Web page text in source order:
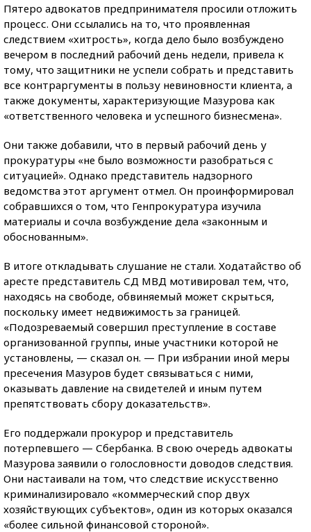
Пятеро адвокатов предпринимателя просили отложить
процесс. Они ссылались на то, что проявленная
следствием «хитрость», когда дело было возбуждено
вечером в последний рабочий день недели, привела к
тому, что защитники не успели собрать и представить
все контраргументы в пользу невиновности клиента, а
также документы, характеризующие Мазурова как
«ответственного человека и успешного бизнесмена».
Они также добавили, что в первый рабочий день у
прокуратуры «не было возможности разобраться с
ситуацией». Однако представитель надзорного
ведомства этот аргумент отмел. Он проинформировал
собравшихся о том, что Генпрокуратура изучила
материалы и сочла возбуждение дела «законным и
обоснованным».
В итоге откладывать слушание не стали. Ходатайство об
аресте представитель СД МВД мотивировал тем, что,
находясь на свободе, обвиняемый может скрыться,
поскольку имеет недвижимость за границей.
«Подозреваемый совершил преступление в составе
организованной группы, иные участники которой не
установлены, — сказал он. — При избрании иной меры
пресечения Мазуров будет связываться с ними,
оказывать давление на свидетелей и иным путем
препятствовать сбору доказательств».
Его поддержали прокурор и представитель
потерпевшего — Сбербанка. В свою очередь адвокаты
Мазурова заявили о голословности доводов следствия.
Они настаивали на том, что следствие искусственно
криминализировало «коммерческий спор двух
хозяйствующих субъектов», один из которых оказался
«более сильной финансовой стороной».